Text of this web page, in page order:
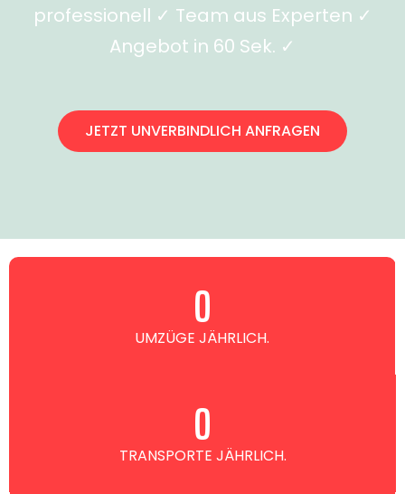
professionell ✓ Team aus Experten ✓
Angebot in 60 Sek. ✓
JETZT UNVERBINDLICH ANFRAGEN
UMZÜGE JÄHRLICH.
0
TRANSPORTE JÄHRLICH.
0